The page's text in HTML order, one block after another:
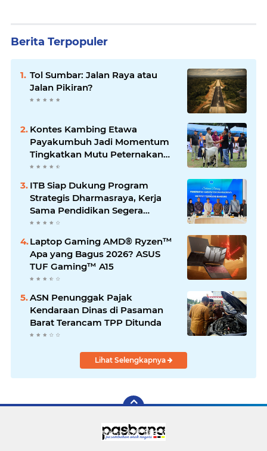
Berita Terpopuler
Tol Sumbar: Jalan Raya atau
Jalan Pikiran?
Kontes Kambing Etawa
Payakumbuh Jadi Momentum
Tingkatkan Mutu Peternakan
Lokal
ITB Siap Dukung Program
Strategis Dharmasraya, Kerja
Sama Pendidikan Segera
Difinalkan
Laptop Gaming AMD® Ryzen™
Apa yang Bagus 2026? ASUS
TUF Gaming™ A15
ASN Penunggak Pajak
Kendaraan Dinas di Pasaman
Barat Terancam TPP Ditunda
Lihat Selengkapnya